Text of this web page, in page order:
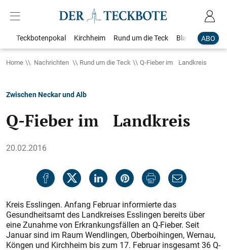
ABO
Teckbotenpokal Kirchheim Rund um die Teck Blaulicht
Home Nachrichten Rund um die Teck Q-Fieber im Landkreis
Zwischen Neckar und Alb
Q-Fieber im Landkreis
20.02.2016
Kreis Esslingen. Anfang Februar informierte das
Gesundheitsamt des Landkreises Esslingen bereits über
eine Zunahme von Erkrankungsfällen an Q-Fieber. Seit
Januar sind im Raum Wendlingen, Oberboihingen, Wernau,
Köngen und Kirchheim bis zum 17. Februar insgesamt 36 Q-